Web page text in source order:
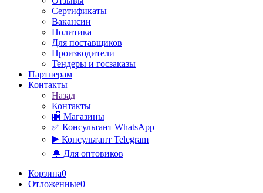
Сертификаты
Вакансии
Политика
Для поставщиков
Производители
Тендеры и госзаказы
Партнерам
Контакты
Назад
Контакты
🏬 Магазины
✅️ Консультант WhatsApp
▶️ Консультант Telegram
🔔 Для оптовиков
Корзина0
Отложенные0